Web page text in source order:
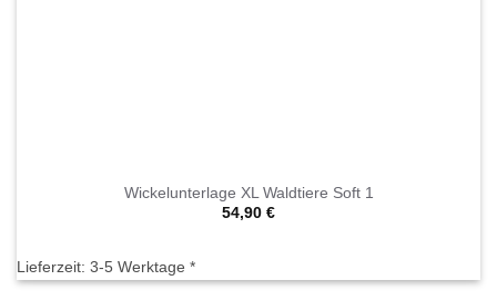
Wickelunterlage XL Waldtiere Soft 1
54,90 €
Lieferzeit: 3-5 Werktage *